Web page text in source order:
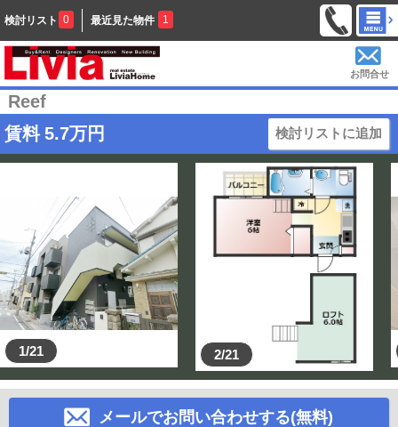
検討リスト 0 最近見た物件 1
お問合せ
Reef
賃料 5.7万円 検討リストに追加
1/21 2/21
メールでお問い合わせする(無料)